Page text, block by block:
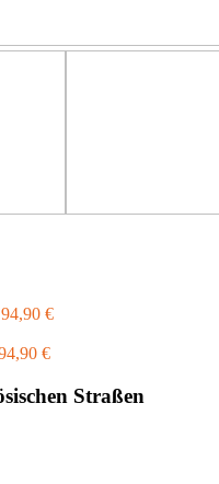
94,90 €
€
Straßen